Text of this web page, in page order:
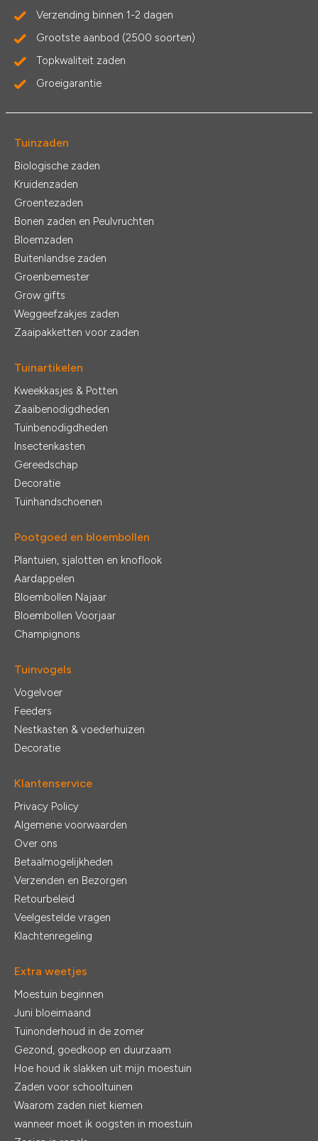
Verzending binnen 1-2 dagen
Grootste aanbod (2500 soorten)
Topkwaliteit zaden
Groeigarantie
Tuinzaden
Biologische zaden
Kruidenzaden
Groentezaden
Bonen zaden en Peulvruchten
Bloemzaden
Buitenlandse zaden
Groenbemester
Grow gifts
Weggeefzakjes zaden
Zaaipakketten voor zaden
Tuinartikelen
Kweekkasjes & Potten
Zaaibenodigdheden
Tuinbenodigdheden
Insectenkasten
Gereedschap
Decoratie
Tuinhandschoenen
Pootgoed en bloembollen
Plantuien, sjalotten en knoflook
Aardappelen
Bloembollen Najaar
Bloembollen Voorjaar
Champignons
Tuinvogels
Vogelvoer
Feeders
Nestkasten & voederhuizen
Decoratie
Klantenservice
Privacy Policy
Algemene voorwaarden
Over ons
Betaalmogelijkheden
Verzenden en Bezorgen
Retourbeleid
Veelgestelde vragen
Klachtenregeling
Extra weetjes
Moestuin beginnen
Juni bloeimaand
Tuinonderhoud in de zomer
Gezond, goedkoop en duurzaam
Hoe houd ik slakken uit mijn moestuin
Zaden voor schooltuinen
Waarom zaden niet kiemen
wanneer moet ik oogsten in moestuin